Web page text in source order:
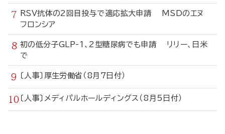
RSV抗体の2回目投与で適応拡大申請 MSDのエヌ
フロンシア
初の低分子GLP-1、2型糖尿病でも申請 リリー、日米
で
〔人事〕厚生労働省（8月7日付）
〔人事〕メディパルホールディングス（8月5日付）